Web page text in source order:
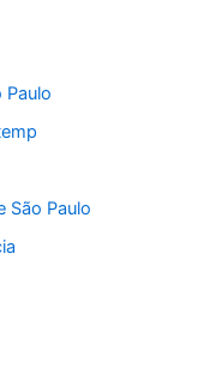
Paulo
São Paulo